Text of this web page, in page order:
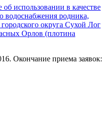
использовании в качестве
водоснабжения родника,
округа Сухой Лог
Орлов (плотина
Окончание приема заявок: